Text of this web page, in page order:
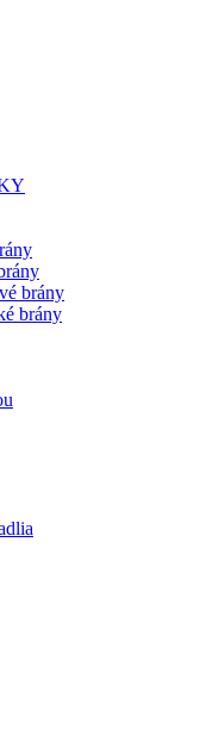
brány
brány